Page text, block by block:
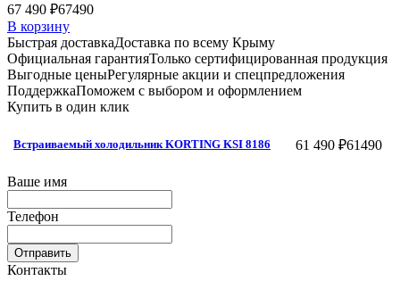
67 490 ₽67490
В корзину
Быстрая доставкаДоставка по всему Крыму
Официальная гарантияТолько сертифицированная продукция
Выгодные ценыРегулярные акции и спецпредложения
ПоддержкаПоможем с выбором и оформлением
Купить в один клик
Встраиваемый холодильник KORTING KSI 8186 61 490 ₽61490
Ваше имя
Телефон
Отправить
Контакты